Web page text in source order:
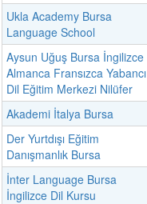
Ukla Academy Bursa
Language School
Aysun Uğuş Bursa İngilizce
Almanca Fransızca Yabancı
Dil Eğitim Merkezi Nilüfer
Akademi İtalya Bursa
Der Yurtdışı Eğitim
Danışmanlık Bursa
İnter Language Bursa
İngilizce Dil Kursu